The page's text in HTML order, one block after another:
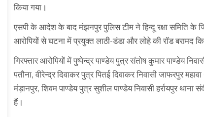
किया गया।
एसपी के आदेश के बाद मंझनपुर पुलिस टीम ने हिन्दू रक्षा समिति के
आरोपियों से घटना में प्रयुक्त लाठी-डंडा और लोहे की रॉड बरामद
गिरफ्तार आरोपियों में पुष्पेन्द्र पाण्डेय पुत्र संतोष कुमार पाण्डेय
पतौना, वीरेन्द्र दिवाकर पुत्र पितई दिवाकर निवासी जाफरपुर
मंड़ानपुर, शिवम पाण्डेय पुत्र सुशील पाण्डेय निवासी हर्रायपुर
हैं।